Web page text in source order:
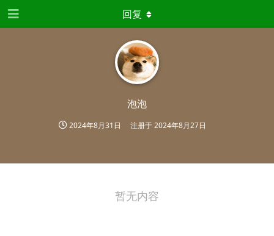
泡泡
2024年8月31日 注册于2024年8月27日
回复
暂无内容